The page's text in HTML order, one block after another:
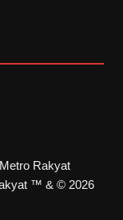
Rakyat
™ & © 2026